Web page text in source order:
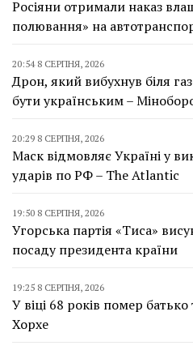
Росіяни отримали наказ
полювання» на
20:54 8 СЕРПНЯ, 2026
Дрон, який вибухнув біля
бути українським –
20:29 8 СЕРПНЯ, 2026
Маск відмовляє Україні у
ударів по РФ – The Atlantic
19:50 8 СЕРПНЯ, 2026
Угорська партія «Тиса»
посаду президента країни
19:25 8 СЕРПНЯ, 2026
У віці 68 років помер батько
Хорхе